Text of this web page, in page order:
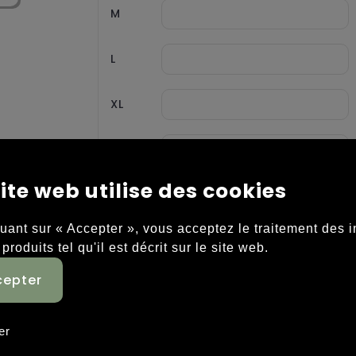
M
L
XL
3XL
conçu pour être porté au quotidien. Ce
web utilise des cookies
sur « Accepter », vous acceptez le traitement des
tel qu'il est décrit sur le site web.